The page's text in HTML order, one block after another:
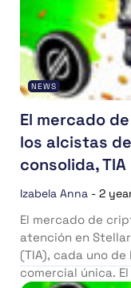
NEWS
El mercado
los alcistas de
consolida,
Izabela Anna - 2
El mercado de
atención en
(TIA), cada uno
comercial única.